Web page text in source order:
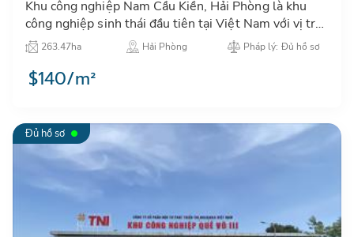
Khu công nghiệp Nam Cầu Kiền, Hải Phòng là khu
công nghiệp sinh thái đầu tiên tại Việt Nam với vị trí
kết nối giao thông nội bộ và cảng nội bộ…
263.47ha Hải Phòng Pháp lý: Đủ hồ sơ
$140/m²
Đủ hồ sơ